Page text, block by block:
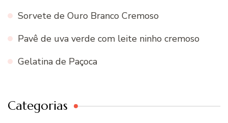
Sorvete de Ouro Branco Cremoso
Pavê de uva verde com leite ninho cremoso
Gelatina de Paçoca
Categorias